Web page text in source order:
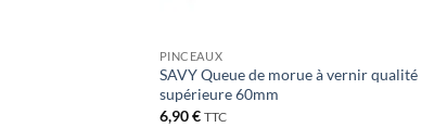
PINCEAUX
SAVY Queue de morue à vernir qualité
supérieure 60mm
6,90€ TTC